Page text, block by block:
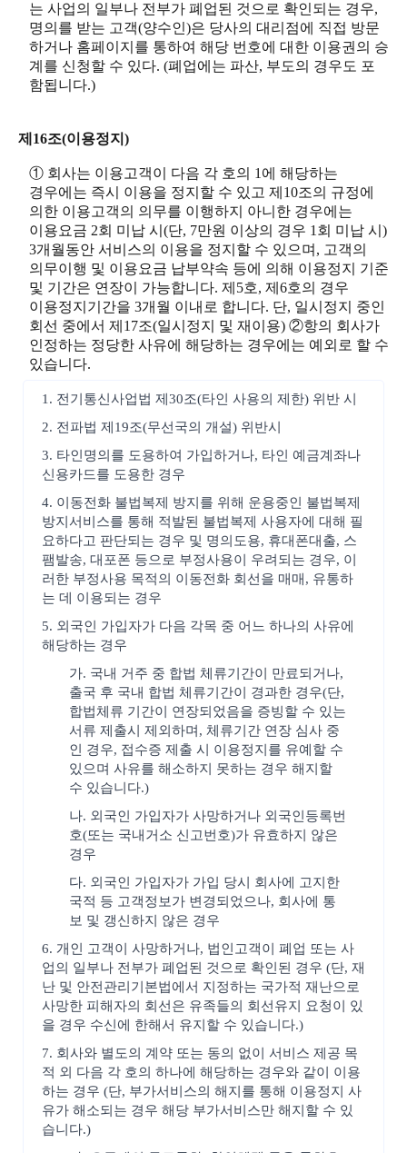
는 사업의 일부나 전부가 폐업된 것으로 확인되는 경우,
명의를 받는 고객(양수인)은 당사의 대리점에 직접 방문
하거나 홈페이지를 통하여 해당 번호에 대한 이용권의 승
계를 신청할 수 있다. (폐업에는 파산, 부도의 경우도 포
함됩니다.)
제16조(이용정지)
① 회사는 이용고객이 다음 각 호의 1에 해당하는
경우에는 즉시 이용을 정지할 수 있고 제10조의 규정에
의한 이용고객의 의무를 이행하지 아니한 경우에는
이용요금 2회 미납 시(단, 7만원 이상의 경우 1회 미납 시)
3개월동안 서비스의 이용을 정지할 수 있으며, 고객의
의무이행 및 이용요금 납부약속 등에 의해 이용정지 기준
및 기간은 연장이 가능합니다. 제5호, 제6호의 경우
이용정지기간을 3개월 이내로 합니다. 단, 일시정지 중인
회선 중에서 제17조(일시정지 및 재이용) ②항의 회사가
인정하는 정당한 사유에 해당하는 경우에는 예외로 할 수
있습니다.
1. 전기통신사업법 제30조(타인 사용의 제한) 위반 시
2. 전파법 제19조(무선국의 개설) 위반시
3. 타인명의를 도용하여 가입하거나, 타인 예금계좌나
신용카드를 도용한 경우
4. 이동전화 불법복제 방지를 위해 운용중인 불법복제
방지서비스를 통해 적발된 불법복제 사용자에 대해 필
요하다고 판단되는 경우 및 명의도용, 휴대폰대출, 스
팸발송, 대포폰 등으로 부정사용이 우려되는 경우, 이
러한 부정사용 목적의 이동전화 회선을 매매, 유통하
는 데 이용되는 경우
5. 외국인 가입자가 다음 각목 중 어느 하나의 사유에
해당하는 경우
가. 국내 거주 중 합법 체류기간이 만료되거나,
출국 후 국내 합법 체류기간이 경과한 경우(단,
합법체류 기간이 연장되었음을 증빙할 수 있는
서류 제출시 제외하며, 체류기간 연장 심사 중
인 경우, 접수증 제출 시 이용정지를 유예할 수
있으며 사유를 해소하지 못하는 경우 해지할
수 있습니다.)
나. 외국인 가입자가 사망하거나 외국인등록번
호(또는 국내거소 신고번호)가 유효하지 않은
경우
다. 외국인 가입자가 가입 당시 회사에 고지한
국적 등 고객정보가 변경되었으나, 회사에 통
보 및 갱신하지 않은 경우
6. 개인 고객이 사망하거나, 법인고객이 폐업 또는 사
업의 일부나 전부가 폐업된 것으로 확인된 경우 (단, 재
난 및 안전관리기본법에서 지정하는 국가적 재난으로
사망한 피해자의 회선은 유족들의 회선유지 요청이 있
을 경우 수신에 한해서 유지할 수 있습니다.)
7. 회사와 별도의 계약 또는 동의 없이 서비스 제공 목
적 외 다음 각 호의 하나에 해당하는 경우와 같이 이용
하는 경우 (단, 부가서비스의 해지를 통해 이용정지 사
유가 해소되는 경우 해당 부가서비스만 해지할 수 있
습니다.)